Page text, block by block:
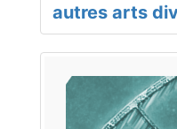
autres arts